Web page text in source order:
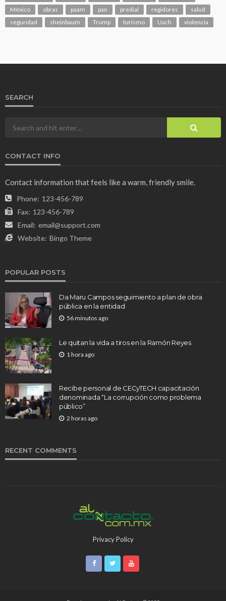
México
obras paam pan predial regidores
salud
seguridad
sheinbaum Trump turismo Uach violencia
SEARCH
CONTACT INFO
Contact information that feels like a warm, friendly smile.
Phone: 123-456-789
Fax: 123-456-789
Email: email@support.com
Website: Bingo Theme
POPULAR POSTS
Da Maru Campos seguimiento a plan de obra
pública en la entidad
56 minutos ago
Le quitan la vida a tiros en la Ramón Reyes
1 hora ago
Recibe personal de CECyTECH capacitación
denominada “La corrupción como problema
público”
2 horas ago
RECENT COMMENTS
Privacy Policy